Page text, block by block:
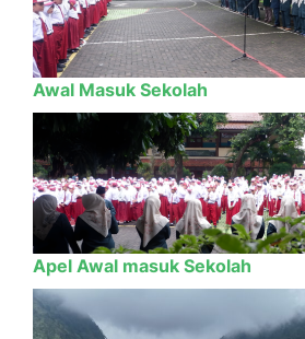
Awal Masuk Sekolah
Apel Awal masuk Sekolah